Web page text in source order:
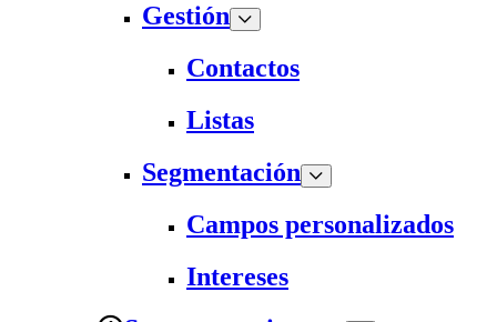
Gestión
Contactos
Listas
Segmentación
Campos personalizados
Intereses